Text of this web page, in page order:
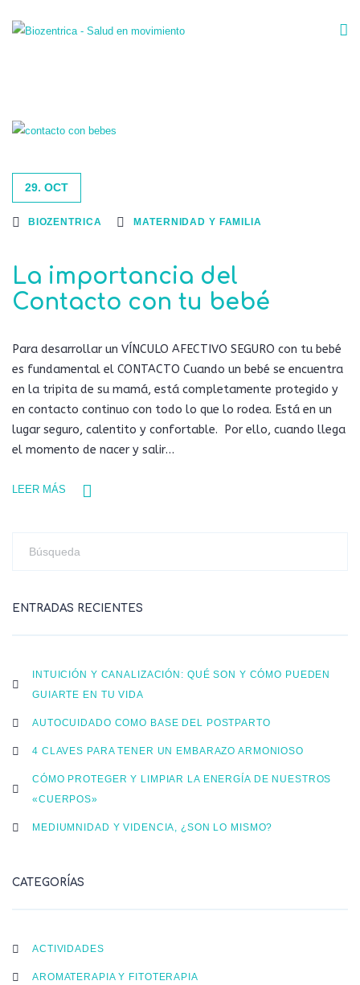
29. OCT
BIOZENTRICA MATERNIDAD Y FAMILIA
La importancia del
Contacto con tu bebé
Para desarrollar un VÍNCULO AFECTIVO SEGURO con tu bebé
es fundamental el CONTACTO Cuando un bebé se encuentra
en la tripita de su mamá, está completamente protegido y
en contacto continuo con todo lo que lo rodea. Está en un
lugar seguro, calentito y confortable. Por ello, cuando llega
el momento de nacer y salir…
LEER MÁS
ENTRADAS RECIENTES
INTUICIÓN Y CANALIZACIÓN: QUÉ SON Y CÓMO PUEDEN
GUIARTE EN TU VIDA
AUTOCUIDADO COMO BASE DEL POSTPARTO
4 CLAVES PARA TENER UN EMBARAZO ARMONIOSO
CÓMO PROTEGER Y LIMPIAR LA ENERGÍA DE NUESTROS
«CUERPOS»
MEDIUMNIDAD Y VIDENCIA, ¿SON LO MISMO?
CATEGORÍAS
ACTIVIDADES
AROMATERAPIA Y FITOTERAPIA